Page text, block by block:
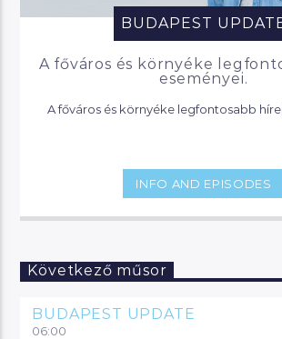
BUDAPEST
A főváros és környéke
eseményei.
INFO AND EPISODES
Következő műsor
BUDAPEST UPDATE
06:00